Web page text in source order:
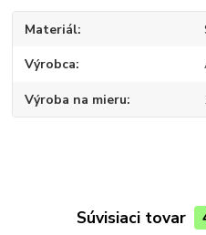
Materiál
Výrobca
Výroba na mieru
Súvisiaci tovar